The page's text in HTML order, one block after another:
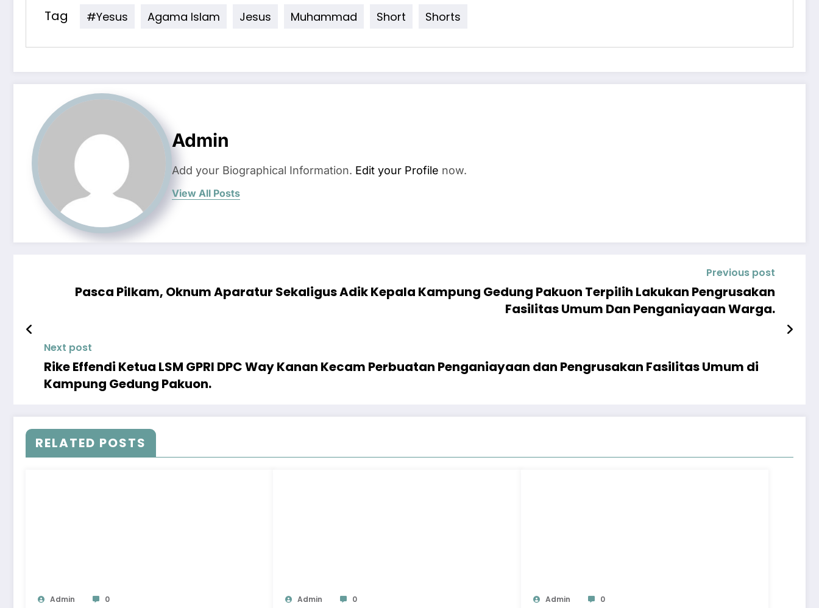
Tag #yesus Agama Islam Jesus Muhammad Short Shorts
Admin
Add your Biographical Information. Edit your Profile now.
View All Posts
Previous post
Pasca Pilkam, Oknum Aparatur Sekaligus Adik Kepala Kampung Gedung Pakuon Terpilih Lakukan Pengrusakan
Fasilitas Umum Dan Penganiayaan Warga.
Next post
Rike Effendi Ketua LSM GPRI DPC Way Kanan Kecam Perbuatan Penganiayaan dan Pengrusakan Fasilitas Umum di
Kampung Gedung Pakuon.
RELATED POSTS
Admin 0 Admin 0 Admin 0